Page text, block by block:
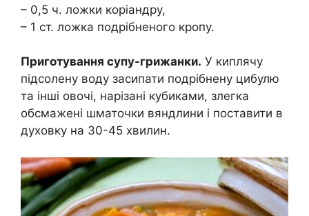
– 0,5 ч. ложки коріандру,
– 1 ст. ложка подрібненого кропу.
Приготування супу-грижанки. У киплячу
підсолену воду засипати подрібнену цибулю
та інші овочі, нарізані кубиками, злегка
обсмажені шматочки вяндлини і поставити в
духовку на 30-45 хвилин.